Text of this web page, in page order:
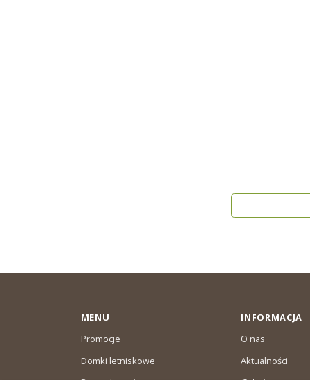
MENU
Promocje
Domki letniskowe
INFORMACJA
O nas
Aktualności